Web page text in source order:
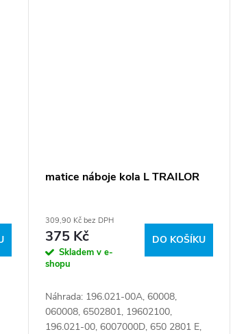
matice náboje kola L TRAILOR
309,90 Kč bez DPH
375 Kč
Skladem v e-
shopu
DO KOŠÍKU
Náhrada: 196.021-00A, 60008,
060008, 6502801, 19602100,
196.021-00, 6007000D, 650 2801 E,